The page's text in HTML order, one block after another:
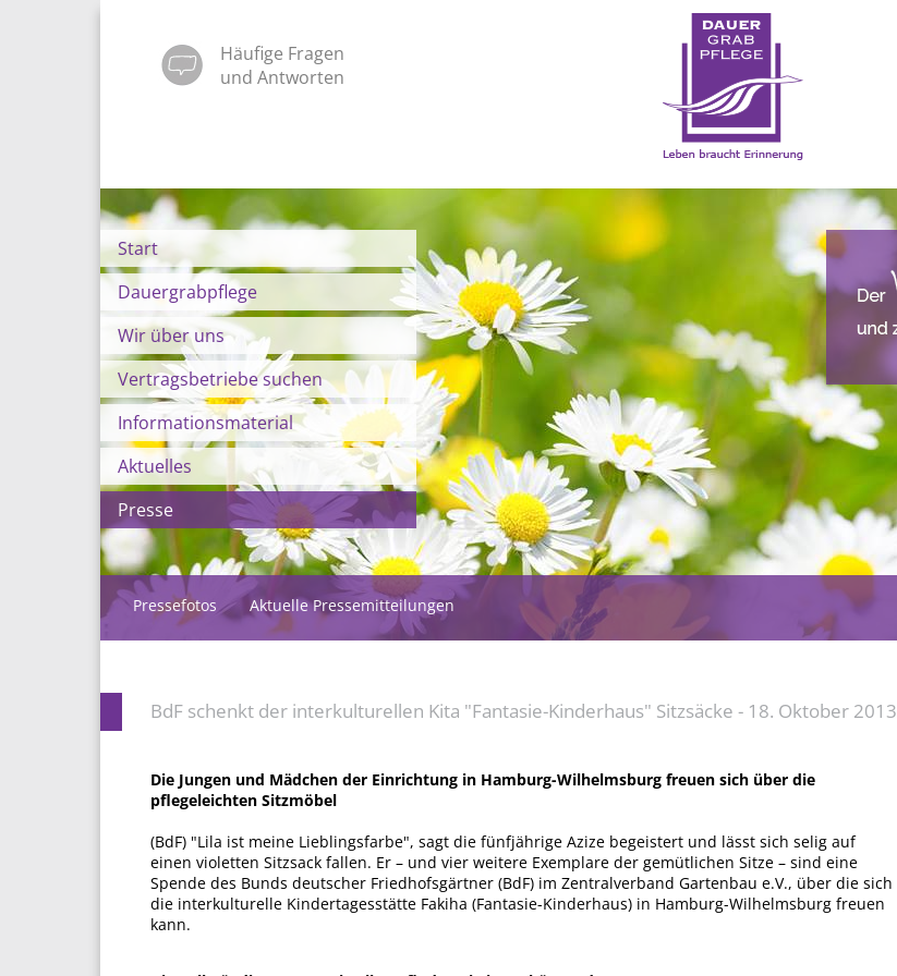
Häufige Fragen
und Antworten
Start
Dauergrabpflege
Wir über uns
Vertragsbetriebe suchen
Informationsmaterial
Aktuelles
Presse
Pressefotos Aktuelle Pressemitteilungen
BdF schenkt der interkulturellen Kita "Fantasie-Kinderhaus" Sitzsäcke - 18. Oktober 2013
Die Jungen und Mädchen der Einrichtung in Hamburg-Wilhelmsburg freuen sich über die
pflegeleichten Sitzmöbel
(BdF) "Lila ist meine Lieblingsfarbe", sagt die fünfjährige Azize begeistert und lässt sich selig auf
einen violetten Sitzsack fallen. Er – und vier weitere Exemplare der gemütlichen Sitze – sind eine
Spende des Bunds deutscher Friedhofsgärtner (BdF) im Zentralverband Gartenbau e.V., über die sich
die interkulturelle Kindertagesstätte Fakiha (Fantasie-Kinderhaus) in Hamburg-Wilhelmsburg freuen
kann.